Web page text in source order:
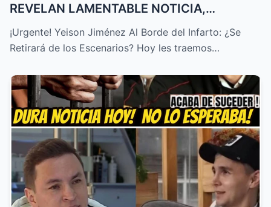
REVELAN LAMENTABLE NOTICIA,
YEISON...
¡Urgente! Yeison Jiménez Al Borde del Infarto: ¿Se
Retirará de los Escenarios? Hoy les traemos…